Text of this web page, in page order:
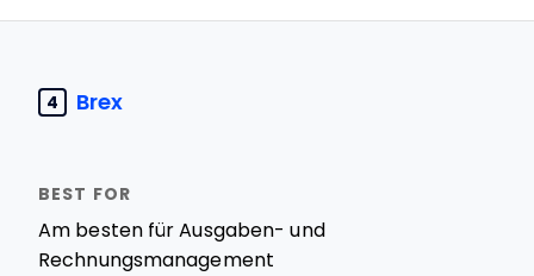
4 Brex
Am besten für Ausgaben- und
Rechnungsmanagement